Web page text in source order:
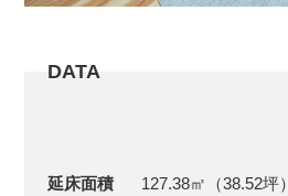
DATA
延床面積 127.38㎡（38.52坪）